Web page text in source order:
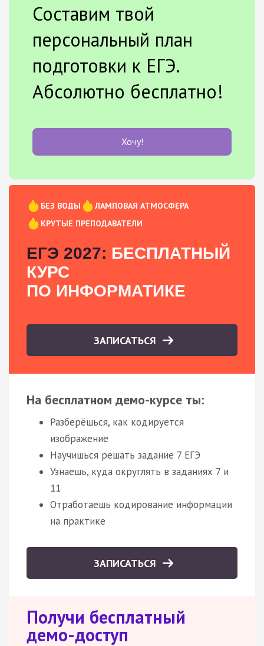
Составим твой
персональный план
подготовки к ЕГЭ.
Абсолютно бесплатно!
Хочу!
БЕЗ ВОДЫ
ЛАМПОВАЯ АТМОСФЕРА
КРУТЫЕ ПРЕПОДАВАТЕЛИ
ЕГЭ 2027: БЕСПЛАТНЫЙ
КУРС
ПО ИНФОРМАТИКЕ
ЗАПИСАТЬСЯ
На бесплатном демо-курсе ты:
Разберёшься, как кодируется
изображение
Научишься решать задание 7 ЕГЭ
Узнаешь, куда округлять в заданиях 7 и
11
Отработаешь кодирование информации
на практике
ЗАПИСАТЬСЯ
Получи бесплатный
демо-доступ